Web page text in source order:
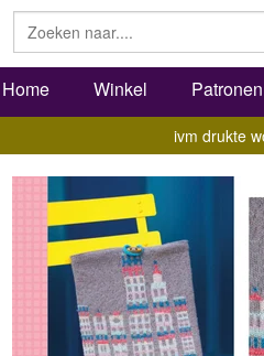
Home Winkel Patronen
ivm drukte